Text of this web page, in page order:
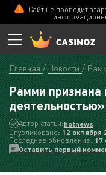
Сайт не проводит
Главная Новости
Рамми признана
деятельностью»
Автор статьи:hotnews
Опубликовано: 12 октября
Последнее обновление:17
Оставить первый